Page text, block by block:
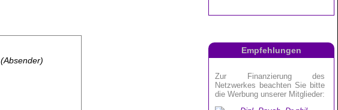
(Absender)
Empfehlungen